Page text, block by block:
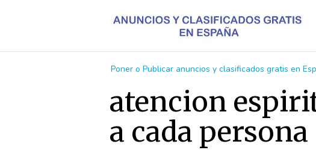
Poner o Publicar anuncios y clasificados gratis en
atencion
a cada persona